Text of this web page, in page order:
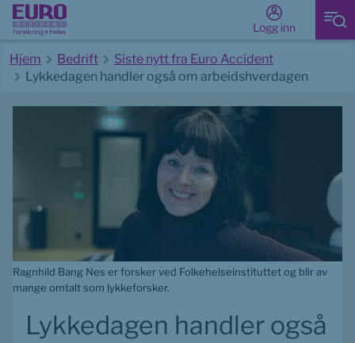
Logg inn
Hjem Bedrift
Siste nytt fra Euro Accident
Lykkedagen handler også om arbeidshverdagen
Ragnhild Bang Nes er forsker ved Folkehelseinstituttet og blir av
mange omtalt som lykkeforsker.
Lykkedagen handler også